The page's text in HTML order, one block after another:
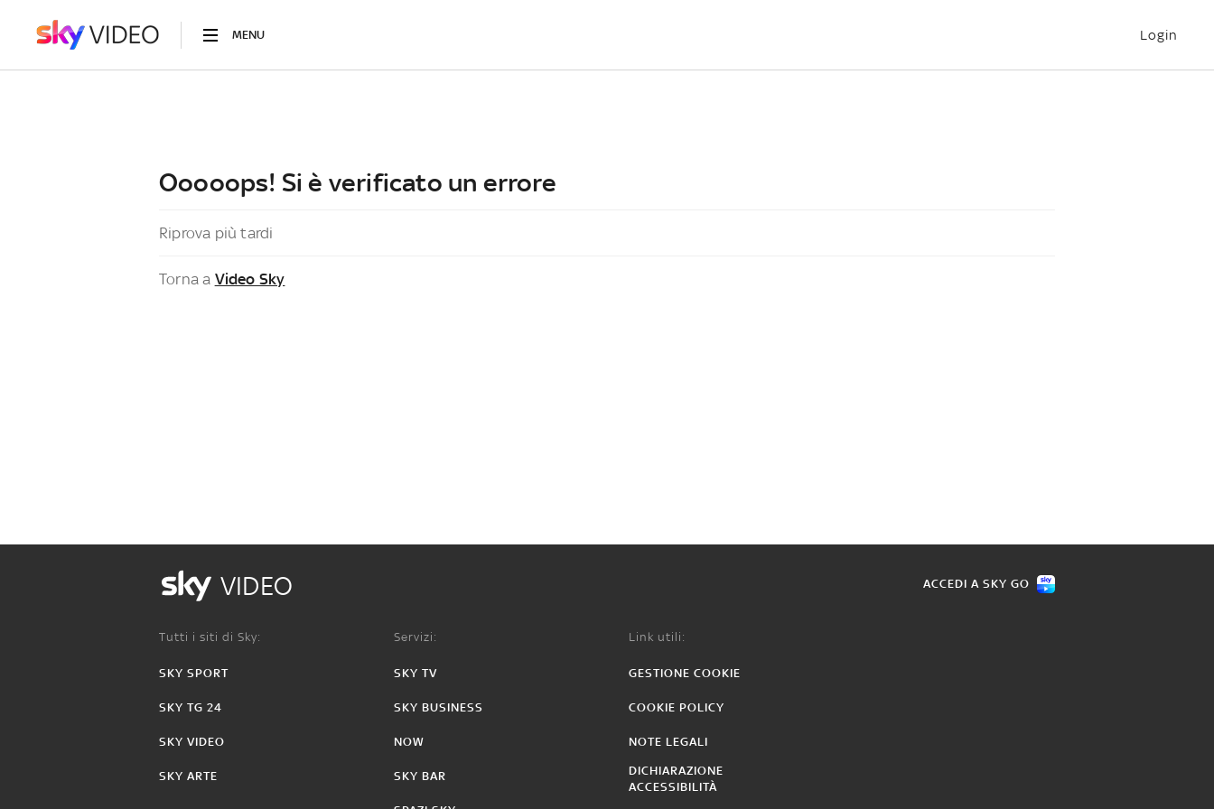
MENU Login
Ooooops! Si è verificato un errore
Riprova più tardi
Torna a Video Sky
VIDEO ACCEDI A SKY GO
Tutti i siti di Sky:
SKY SPORT
SKY TG 24
SKY VIDEO
SKY ARTE
Servizi:
SKY TV
SKY BUSINESS
NOW
SKY BAR
Link utili:
GESTIONE COOKIE
COOKIE POLICY
NOTE LEGALI
DICHIARAZIONE
ACCESSIBILITÀ